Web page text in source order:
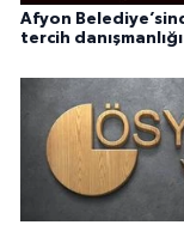
Afyon
tercih